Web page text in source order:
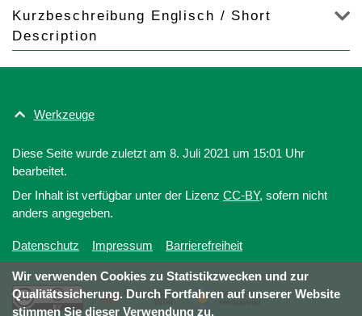
Kurzbeschreibung Englisch / Short
Description
Wir verwenden Cookies zu Statistikzwecken und zur
Qualitätssicherung. Durch Fortfahren auf unserer Website
stimmen Sie dieser Verwendung zu.
Werkzeuge
Diese Seite wurde zuletzt am 8. Juli 2021 um 15:01 Uhr
bearbeitet.
Der Inhalt ist verfügbar unter der Lizenz CC-BY, sofern nicht
anders angegeben.
Datenschutz Impressum Barrierefreiheit